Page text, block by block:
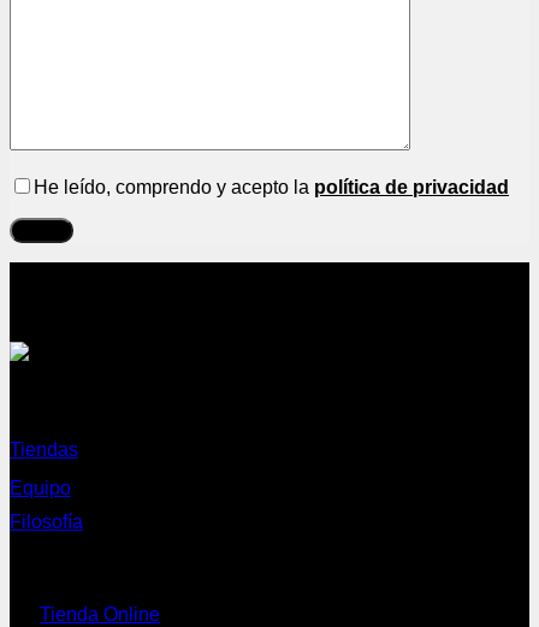
He leído, comprendo y acepto la política de privacidad
Tiendas
Equipo
Filosofía
Tienda Online